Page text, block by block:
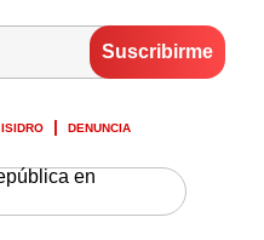
DENUNCIA
en